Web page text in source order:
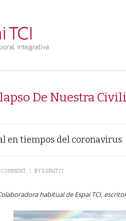
De Nuestra
en tiempos del coronavirus
\ BYESPAITCI
habitual de Espai TCI,